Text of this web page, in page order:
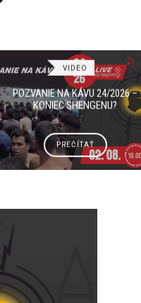
VIDEO
POZVANIE NA KÁVU 24/2026 –
KONIEC SHENGENU?
PREČÍTAŤ